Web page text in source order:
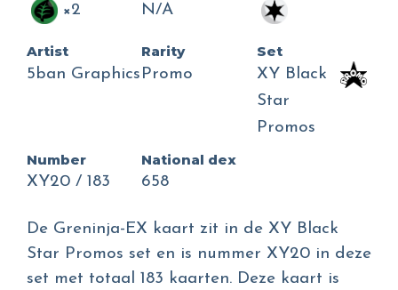
×2
N/A
Artist
5ban Graphics
Rarity
Promo
Set
XY Black
Star
Promos
Number
XY20 / 183
National dex
658
De Greninja-EX kaart zit in de XY Black
Star Promos set en is nummer XY20 in deze
set met totaal 183 kaarten. Deze kaart is